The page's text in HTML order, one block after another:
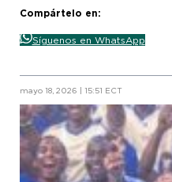
Compártelo en:
Síguenos en WhatsApp
mayo 18, 2026 | 15:51 ECT